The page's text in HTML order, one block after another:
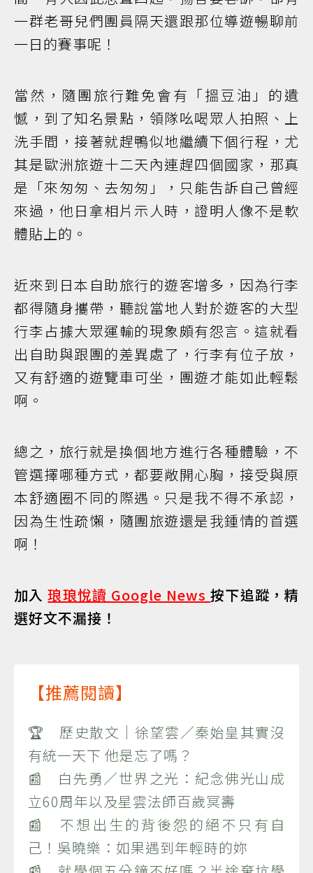
一群老哥兒們團員隔天還跟那位導遊暢聊前
一日的賽事呢！
當然，隨團旅行難免會有「搵豆油」的遺
憾，到了知名景點，領隊吆喝眾人拍照、上
洗手間，接著就趕鴨似地繼續下個行程，尤
其是歐洲旅遊十二天內連趕四個國家，那真
是「來匆匆、去匆匆」，只能吿訴自己曾經
來過，他日拿相片示人時，證明人像不是軟
體貼上的。
近來到日本自助旅行的遊客增多，因為行李
都得隨身攜帶，聽說當地人對於遊客的大型
行李占據大眾運輸的現象頗有怨言。這就看
出自助與跟團的差異處了，行李有位子放，
又有舒適的遊覽車可坐，團遊才能如此輕鬆
啊。
總之，旅行就是換個地方進行各種體驗，不
管選擇哪種方式，都要敞開心胸，接受與原
本舒適圈不同的際遇。只是我不得不承認，
因為生性疏懶，隨團旅遊還是我鍾情的首選
啊！
加入琅琅悅讀 Google News按下追蹤，精
選好文不漏接！
【推薦閱讀】
🏆 歷史散文｜徐望雲／秦始皇其實沒
有統一天下 他是忘了嗎？
📰 白先勇／世界之光：紀念佛光山成
立60周年以及星雲法師百歲冥壽
📰 不想出生的背後怨的絕不只有自
己！吳曉樂：如果遇到年輕時的妳